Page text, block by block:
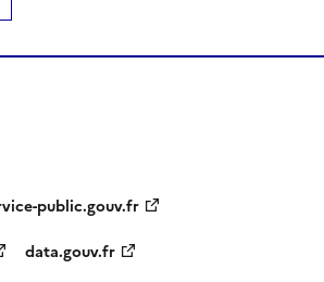
public.gouv.fr
data.gouv.fr